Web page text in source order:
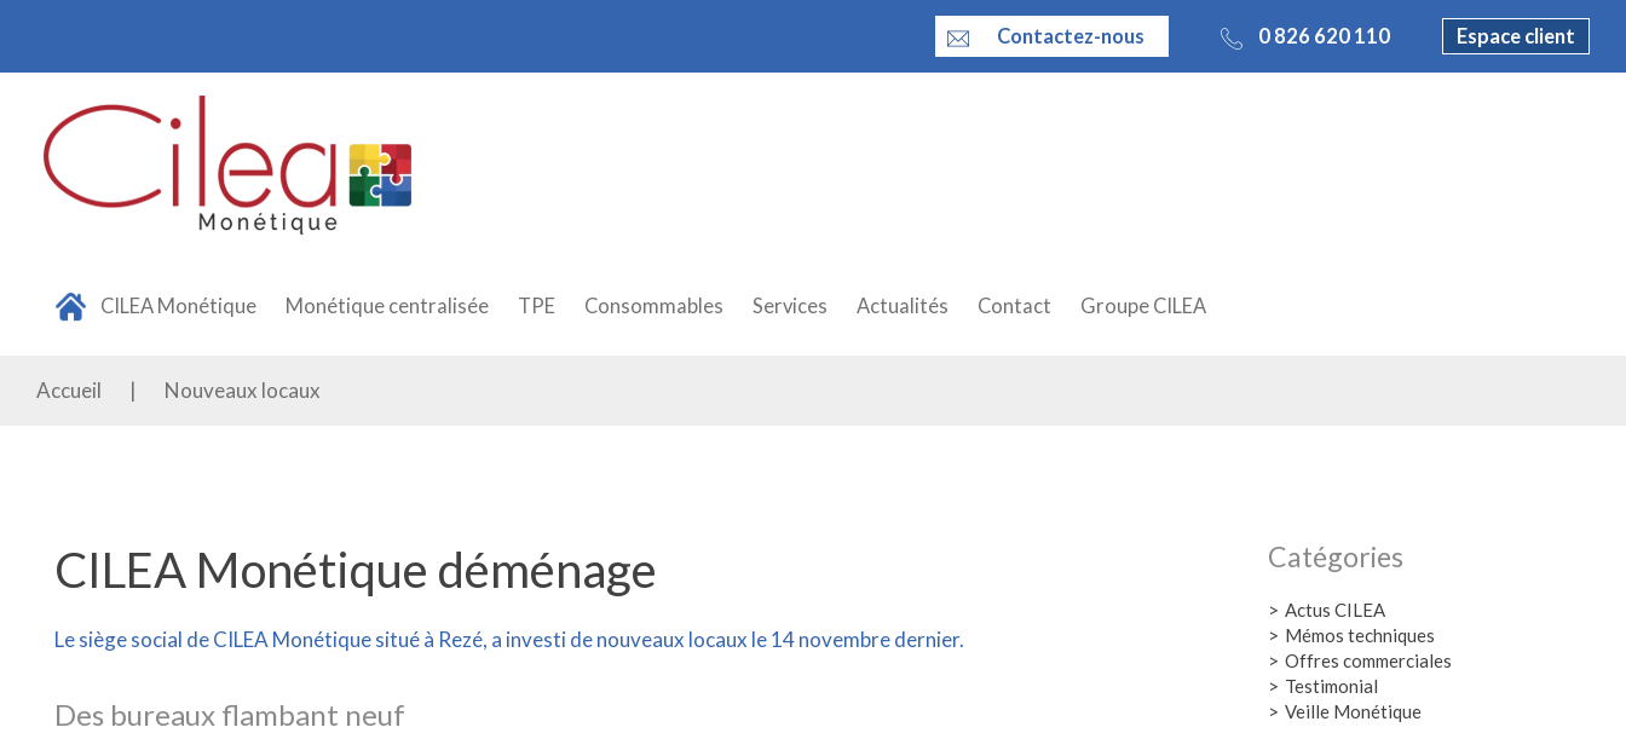
Contactez-nous 0 826 620 110 Espace client
CILEA Monétique Monétique centralisée TPE Consommables Services Actualités Contact Groupe CILEA
Accueil | Nouveaux locaux
CILEA Monétique déménage
Le siège social de CILEA Monétique situé à Rezé, a investi de nouveaux locaux le 14 novembre dernier.
Des bureaux flambant neuf
Catégories
Actus CILEA
Mémos techniques
Offres commerciales
Testimonial
Veille Monétique